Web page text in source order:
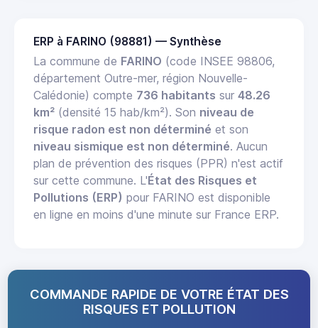
ERP à FARINO (98881) — Synthèse
La commune de FARINO (code INSEE 98806,
département Outre-mer, région Nouvelle-
Calédonie) compte 736 habitants sur 48.26
km² (densité 15 hab/km²). Son niveau de
risque radon est non déterminé et son
niveau sismique est non déterminé. Aucun
plan de prévention des risques (PPR) n'est actif
sur cette commune. L'État des Risques et
Pollutions (ERP) pour FARINO est disponible
en ligne en moins d'une minute sur France ERP.
COMMANDE RAPIDE DE VOTRE ÉTAT DES
RISQUES ET POLLUTION